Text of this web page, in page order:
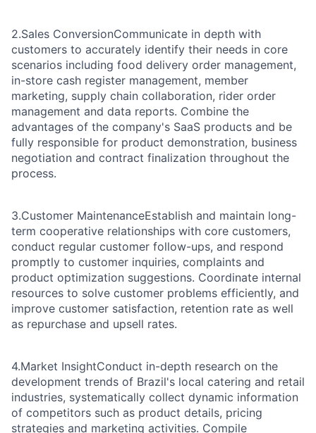
2.Sales ConversionCommunicate in depth with
customers to accurately identify their needs in core
scenarios including food delivery order management,
in-store cash register management, member
marketing, supply chain collaboration, rider order
management and data reports. Combine the
advantages of the company's SaaS products and be
fully responsible for product demonstration, business
negotiation and contract finalization throughout the
process.
3.Customer MaintenanceEstablish and maintain long-
term cooperative relationships with core customers,
conduct regular customer follow-ups, and respond
promptly to customer inquiries, complaints and
product optimization suggestions. Coordinate internal
resources to solve customer problems efficiently, and
improve customer satisfaction, retention rate as well
as repurchase and upsell rates.
4.Market InsightConduct in-depth research on the
development trends of Brazil's local catering and retail
industries, systematically collect dynamic information
of competitors such as product details, pricing
strategies and marketing activities. Compile